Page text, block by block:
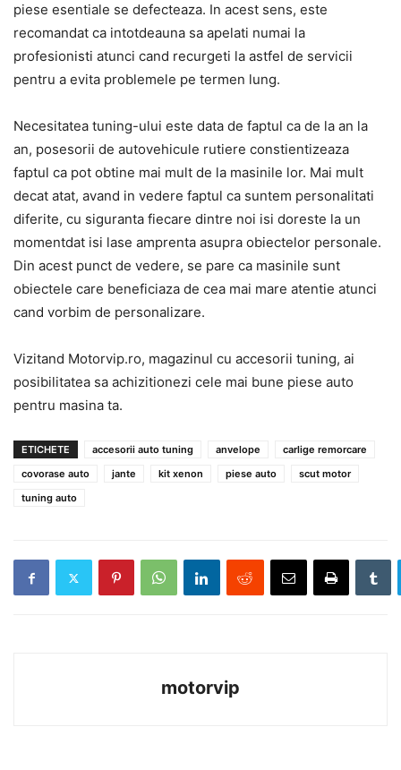
piese esentiale se defecteaza. In acest sens, este
recomandat ca intotdeauna sa apelati numai la
profesionisti atunci cand recurgeti la astfel de servicii
pentru a evita problemele pe termen lung.
Necesitatea tuning-ului este data de faptul ca de la an la
an, posesorii de autovehicule rutiere constientizeaza
faptul ca pot obtine mai mult de la masinile lor. Mai mult
decat atat, avand in vedere faptul ca suntem personalitati
diferite, cu siguranta fiecare dintre noi isi doreste la un
momentdat isi lase amprenta asupra obiectelor personale.
Din acest punct de vedere, se pare ca masinile sunt
obiectele care beneficiaza de cea mai mare atentie atunci
cand vorbim de personalizare.
Vizitand Motorvip.ro, magazinul cu accesorii tuning, ai
posibilitatea sa achizitionezi cele mai bune piese auto
pentru masina ta.
ETICHETE accesorii auto tuning anvelope
carlige remorcare
covorase auto
jante kit xenon piese auto
scut motor
tuning auto
motorvip